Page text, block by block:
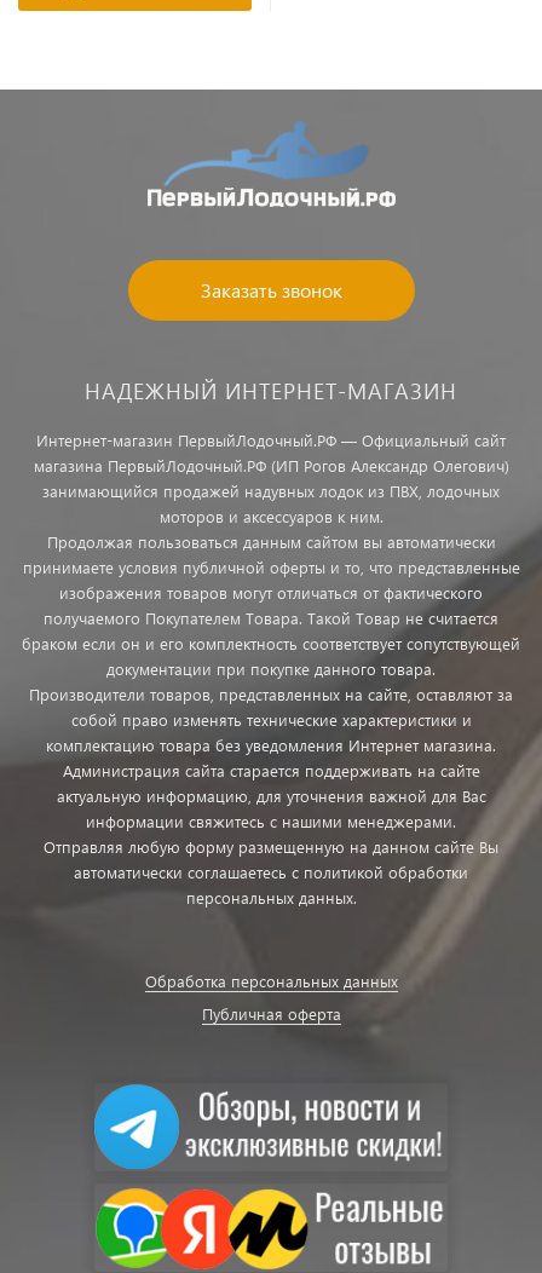
Заказать звонок
НАДЕЖНЫЙ ИНТЕРНЕТ-МАГАЗИН
Интернет-магазин ПервыйЛодочный.РФ — Официальный сайт
магазина ПервыйЛодочный.РФ (ИП Рогов Александр Олегович)
занимающийся продажей надувных лодок из ПВХ, лодочных
моторов и аксессуаров к ним.
Продолжая пользоваться данным сайтом вы автоматически
принимаете условия публичной оферты и то, что представленные
изображения товаров могут отличаться от фактического
получаемого Покупателем Товара. Такой Товар не считается
браком если он и его комплектность соответствует сопутствующей
документации при покупке данного товара.
Производители товаров, представленных на сайте, оставляют за
собой право изменять технические характеристики и
комплектацию товара без уведомления Интернет магазина.
Администрация сайта старается поддерживать на сайте
актуальную информацию, для уточнения важной для Вас
информации свяжитесь с нашими менеджерами.
Отправляя любую форму размещенную на данном сайте Вы
автоматически соглашаетесь с политикой обработки
персональных данных.
Обработка персональных данных
Публичная оферта